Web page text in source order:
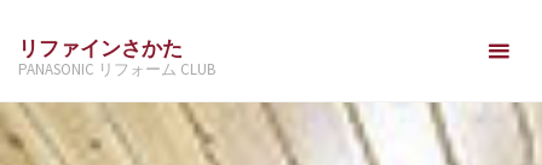
ン
ツ
リファインさかた
PANASONIC リフォーム CLUB